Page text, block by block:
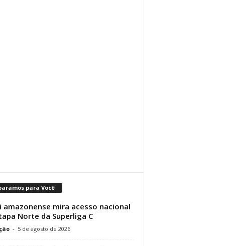
para Você
amazonense mira acesso nacional
Norte da Superliga C
- 5 de agosto de 2026